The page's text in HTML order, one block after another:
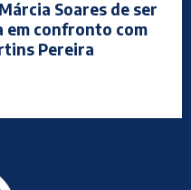
Soares de ser
em confronto com
Pereira